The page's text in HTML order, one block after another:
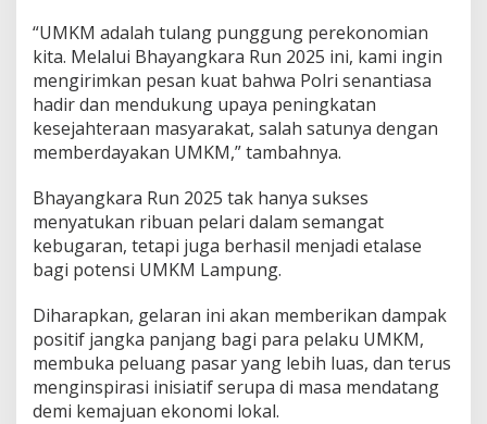
e
r
d
a
a
“UMKM adalah tulang punggung perekonomian
kita. Melalui Bhayangkara Run 2025 ini, kami ingin
mengirimkan pesan kuat bahwa Polri senantiasa
hadir dan mendukung upaya peningkatan
kesejahteraan masyarakat, salah satunya dengan
memberdayakan UMKM,” tambahnya.
Bhayangkara Run 2025 tak hanya sukses
menyatukan ribuan pelari dalam semangat
kebugaran, tetapi juga berhasil menjadi etalase
bagi potensi UMKM Lampung.
Diharapkan, gelaran ini akan memberikan dampak
positif jangka panjang bagi para pelaku UMKM,
membuka peluang pasar yang lebih luas, dan terus
menginspirasi inisiatif serupa di masa mendatang
demi kemajuan ekonomi lokal.